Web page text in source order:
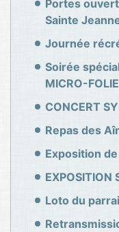
Portes
Sainte
Journée
Soirée
MICRO-
CONCERT
Repas des
Exposition
EXPOSITION
Loto du